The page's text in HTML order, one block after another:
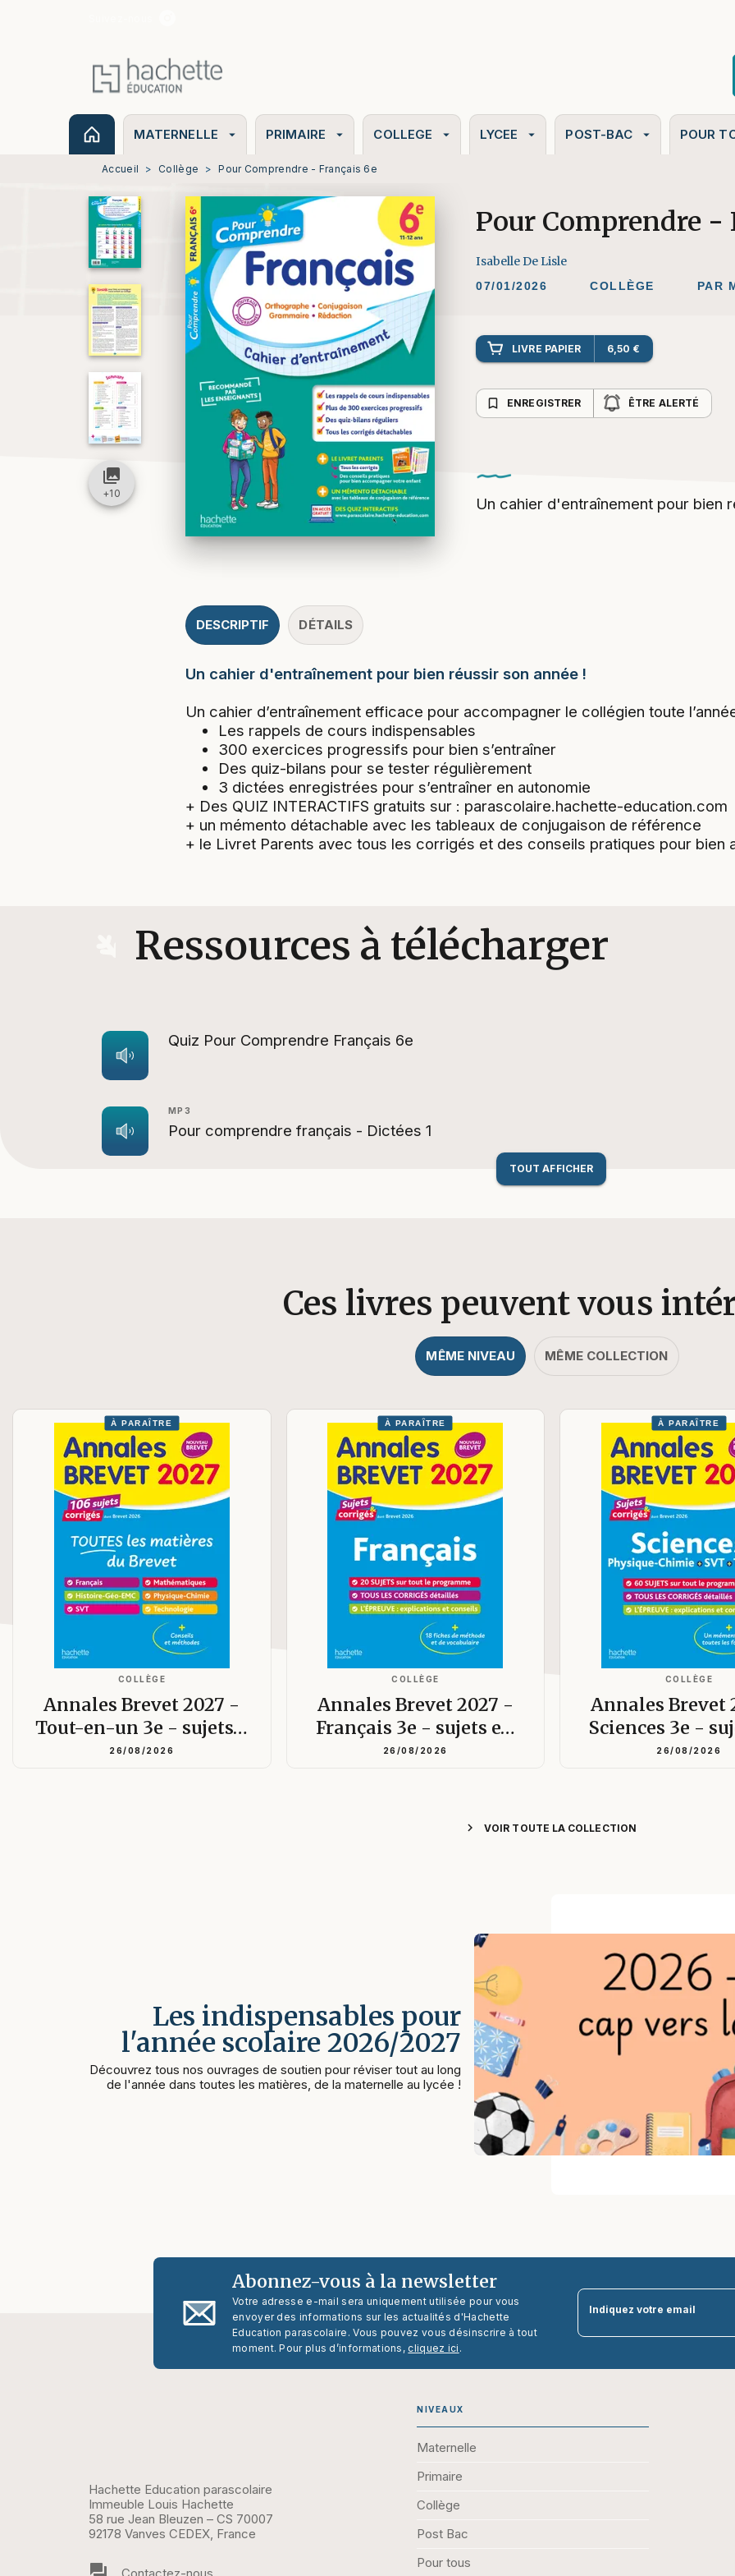
MATERNELLE arrow_drop_down PRIMAIRE arrow_drop_down COLLEGE arrow_drop_down LYCEE arrow_drop_down POST-BAC arrow_drop_down POUR
Accueil > Collège > Pour Comprendre - Français 6e
Pour Comprendre -
Isabelle De Lisle
07/01/2026 COLLÈGE PAR
LIVRE PAPIER 6,50 €
bookmark_border ENREGISTRER ÊTRE ALERTÉ
Un cahier d'entraînement pour bien
collections
+10
DESCRIPTIF DÉTAILS
Un cahier d'entraînement pour bien réussir son année !
Un cahier d’entraînement efficace pour accompagner le collégien toute
Les rappels de cours indispensables
300 exercices progressifs pour bien s’entraîner
Des quiz-bilans pour se tester régulièrement
3 dictées enregistrées pour s’entraîner en autonomie
+ Des QUIZ INTERACTIFS gratuits sur : parascolaire.hachette-education.com
+ un mémento détachable avec les tableaux de conjugaison de référence
+ le Livret Parents avec tous les corrigés et des conseils pratiques pour bien
Ressources à télécharger
Quiz Pour Comprendre Français 6e
MP3
Pour comprendre français - Dictées 1
TOUT AFFICHER
Ces livres peuvent vous
MÊME NIVEAU MÊME COLLECTION
À PARAÎTRE
COLLÈGE
Annales Brevet 2027 -
Tout-en-un 3e - sujets…
26/08/2026
À PARAÎTRE
COLLÈGE
Annales Brevet 2027 -
Français 3e - sujets e…
26/08/2026
À PARAÎTRE
COLLÈGE
Annales Brevet
Sciences 3e -
26/08/2026
chevron_right VOIR TOUTE LA COLLECTION
Les indispensables pour
l'année scolaire 2026/2027
Découvrez tous nos ouvrages de soutien pour réviser tout au long
de l'année dans toutes les matières, de la maternelle au lycée !
Abonnez-vous à la newsletter
Votre adresse e-mail sera uniquement utilisée pour vous
envoyer des informations sur les actualités d'Hachette
Education parascolaire. Vous pouvez vous désinscrire à tout
moment. Pour plus d’informations, cliquez ici .
Indiquez votre email
Hachette Education parascolaire
Immeuble Louis Hachette
58 rue Jean Bleuzen – CS 70007
92178 Vanves CEDEX, France
question_answer
NIVEAUX
Maternelle
Primaire
Collège
Post Bac
Pour tous